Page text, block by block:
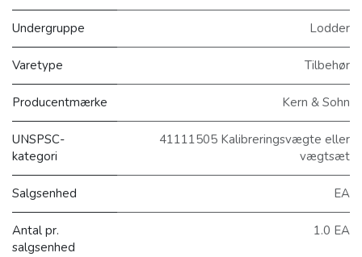
Undergruppe Lodder
Varetype Tilbehør
Producentmærke Kern & Sohn
UNSPSC-
kategori
41111505 Kalibreringsvægte eller
vægtsæt
Salgsenhed EA
Antal pr.
salgsenhed
1.0 EA